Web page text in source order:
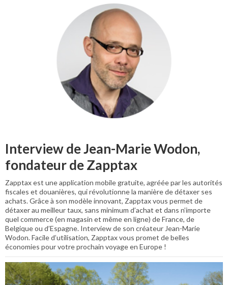
Interview de Jean-Marie Wodon,
fondateur de Zapptax
Zapptax est une application mobile gratuite, agréée par les autorités
fiscales et douanières, qui révolutionne la manière de détaxer ses
achats. Grâce à son modèle innovant, Zapptax vous permet de
détaxer au meilleur taux, sans minimum d’achat et dans n’importe
quel commerce (en magasin et même en ligne) de France, de
Belgique ou d’Espagne. Interview de son créateur Jean-Marie
Wodon. Facile d’utilisation, Zapptax vous promet de belles
économies pour votre prochain voyage en Europe !